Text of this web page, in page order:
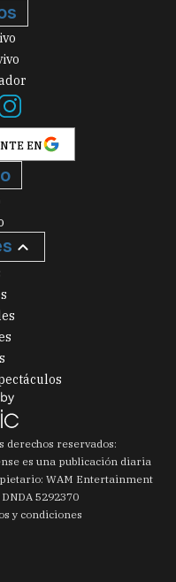
EN
derechos reservados:
es una publicación diaria
WAM Entertainment
5292370
y condiciones